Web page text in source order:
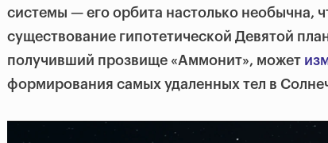
системы — его орбита настолько необычна,
существование гипотетической Девятой
получивший прозвище «Аммонит», может
формирования самых удаленных тел в